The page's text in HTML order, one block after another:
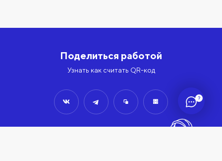
?
Поделиться работой
Узнать как считать QR-код